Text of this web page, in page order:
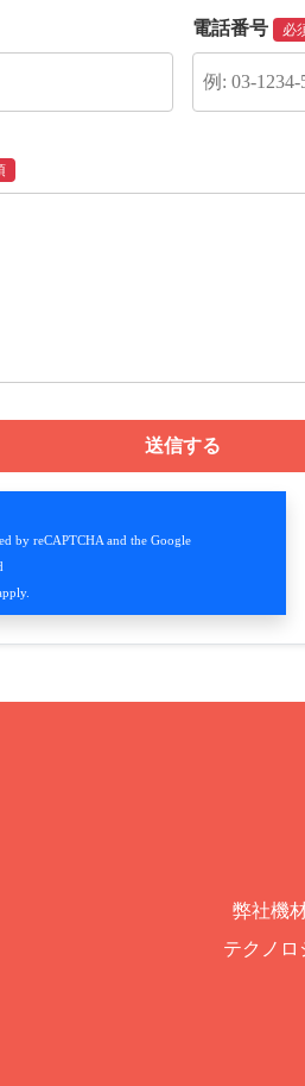
電話番号 必
by reCAPTCHA and the Google
弊社機
テクノロ